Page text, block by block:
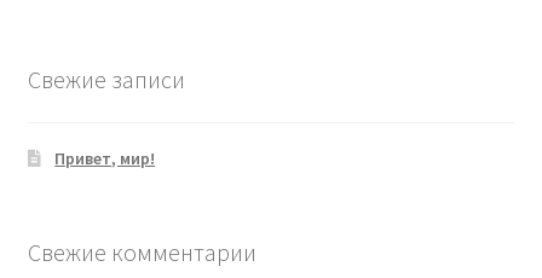
Свежие записи
Привет, мир!
Свежие комментарии